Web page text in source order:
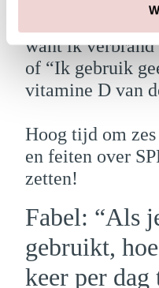
“Ik hoef me niet
want ik
of “Ik gebruik
vitamine D van
Hoog tijd om
en feiten over
zetten!
Fabel: “Als
gebruikt,
keer per dag